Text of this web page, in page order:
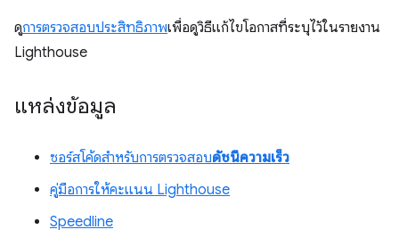
ดูการตรวจสอบประสิทธิภาพเพื่อดูวิธีแก้ไขโอกาสที่ระบุไว้ในรายงาน
Lighthouse
แหล่งข้อมูล
ซอร์สโค้ดสําหรับการตรวจสอบดัชนีความเร็ว
คู่มือการให้คะแนน Lighthouse
Speedline